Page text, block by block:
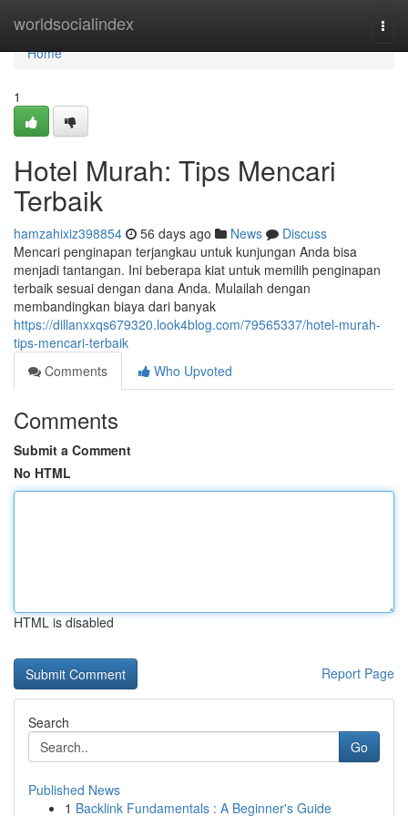
worldsocialindex
Home
Home
1
Hotel Murah: Tips Mencari
Terbaik
hamzahixiz398854 56 days ago News
Discuss
Mencari penginapan terjangkau untuk kunjungan Anda bisa
menjadi tantangan. Ini beberapa kiat untuk memilih penginapan
terbaik sesuai dengan dana Anda. Mulailah dengan
membandingkan biaya dari banyak
https://dillanxxqs679320.look4blog.com/79565337/hotel-murah-
tips-mencari-terbaik
Comments
Who Upvoted
Comments
Submit a Comment
No HTML
HTML is disabled
Report Page
Search
Go
Published News
1 Backlink Fundamentals : A Beginner's Guide